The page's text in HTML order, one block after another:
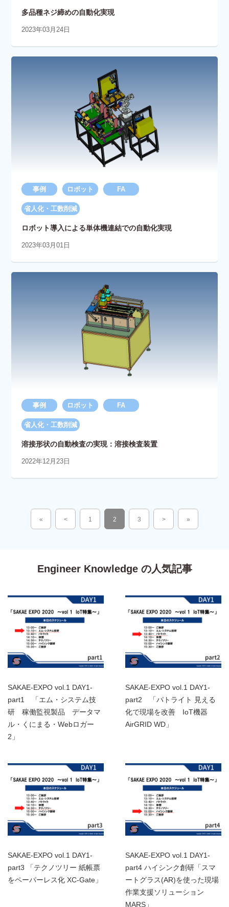
多品種ネジ締めの自動化実現
2023年03月24日
事例 ロボット FA
省人化・工数削減
ロボット導入による単体機連結での自動化実現
2023年03月01日
事例 ロボット FA
省人化・工数削減
溶接形状の自動検査の実現：溶接検査装置
2022年12月23日
« < 1 2 3 > »
Engineer Knowledge の人気記事
SAKAE-EXPO vol.1 DAY1-
part1 「エム・システム技
研 稼働監視製品 データマ
ル・くにまる・Webロガー
2」
SAKAE-EXPO vol.1 DAY1-
part2 「パトライト 見える
化で現場を改善 IoT機器
AirGRID WD」
SAKAE-EXPO vol.1 DAY1-
part3 「テクノツリー 紙帳票
をペーパーレス化 XC-Gate」
SAKAE-EXPO vol.1 DAY1-
part4 ハイシンク創研「スマ
ートグラス(AR)を使った現場
作業支援ソリューション
MARS」